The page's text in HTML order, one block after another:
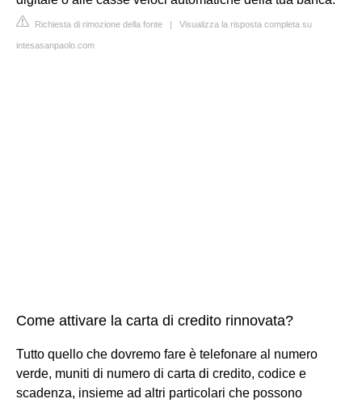
Richiesta di rimozione della fonte | Visualizza la risposta completa su
intesasanpaolo.com
Come attivare la carta di credito rinnovata?
Tutto quello che dovremo fare è telefonare al numero
verde, muniti di numero di carta di credito, codice e
scadenza, insieme ad altri particolari che possono